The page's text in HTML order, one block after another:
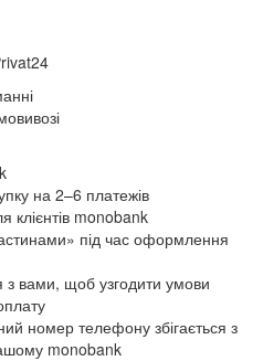
на 2–6 платежів
клієнтів monobank
під час оформлення
вами, щоб узгодити умови
номер телефону збігається з
monobank